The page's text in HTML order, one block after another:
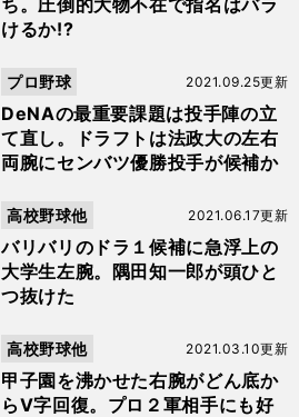
ち。圧倒的大物不在で指名はバラ
けるか!?
DeNAの最重要課題は投手陣の立
て直し。ドラフトは法政大の左右
両腕にセンバツ優勝投手が候補か
2021.09.25更新
プロ野球
バリバリのドラ１候補に急浮上の
大学生左腕。隅田知一郎が頭ひと
つ抜けた
2021.06.17更新
高校野球他
甲子園を沸かせた右腕がどん底か
らV字回復。プロ２軍相手にも好
2021.03.10更新
高校野球他